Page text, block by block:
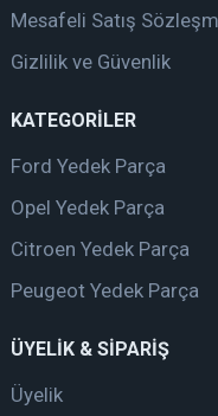
Mesafeli Satış
Gizlilik ve Güvenlik
KATEGORİLER
Ford Yedek Parça
Opel Yedek Parça
Citroen Yedek Parça
Peugeot Yedek Parça
ÜYELİK & SİPARİŞ
Üyelik